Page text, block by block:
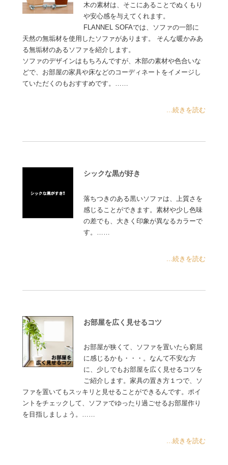
木の素材は、そこにあることでぬくもり
や安心感を与えてくれます。
FLANNEL SOFAでは、ソファの一部に
天然の無垢材を使用したソファがあります。 そんな暖かみあ
る無垢材のあるソファを紹介します。
ソファのデザインはもちろんですが、木部の素材や色合いな
どで、お部屋の家具や床などのコーディネートをイメージし
ていただくのもおすすめです。……
...続きを読む
シックな黒が好き
落ちつきのある黒いソファは、上質さを
感じることができます。素材や少し色味
の差でも、大きく印象が異なるカラーで
す。……
...続きを読む
お部屋を広く見せるコツ
お部屋が狭くて、ソファを置いたら窮屈
に感じるかも・・・。なんて不安な方
に、少しでもお部屋を広く見せるコツを
ご紹介します。家具の置き方１つで、ソ
ファを置いてもスッキリと見せることができるんです。ポイ
ントをチェックして、ソファでゆったり過ごせるお部屋作り
を目指しましょう。……
...続きを読む